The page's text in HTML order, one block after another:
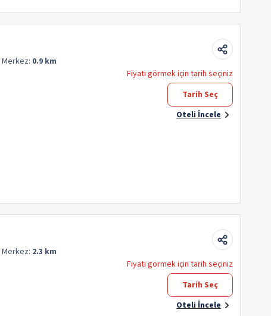
Merkez: 0.9 km
Fiyatı görmek için tarih seçiniz
Tarih Seç
Oteli İncele
Merkez: 2.3 km
Fiyatı görmek için tarih seçiniz
Tarih Seç
Oteli İncele